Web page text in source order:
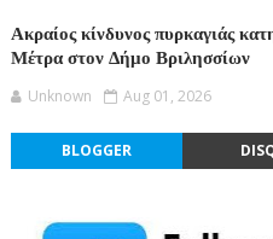
Ακραίος κίνδυνος πυρκαγιάς
Μέτρα στον Δήμο Βριλησσίων
Unknown Aug 01, 2026
BLOGGER